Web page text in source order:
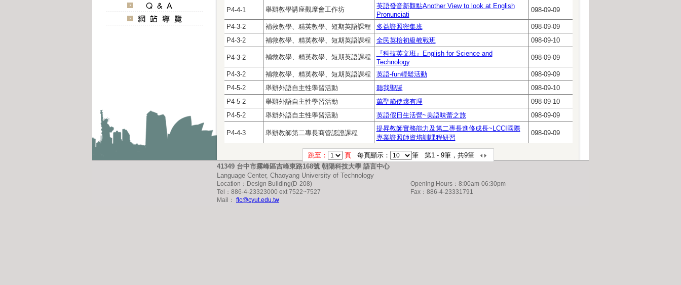
P4-4-1 舉辦教學講座觀摩會工作坊
英語發音新觀點Another View to look at English
Pronunciati
098-09-09
P4-3-2 補救教學、精英教學、短期英語課程 多益證照密集班
098-09-09
P4-3-2
補救教學、精英教學、短期英語課程 全民英檢初級教戰班 098-09-10
P4-3-2 補救教學、精英教學、短期英語課程
『科技英文班』English for Science and
Technology
098-09-09
P4-3-2 補救教學、精英教學、短期英語課程 英語-fun輕鬆活動
098-09-09
P4-5-2
舉辦外語自主性學習活動 聽我聖誕
098-09-10
P4-5-2
舉辦外語自主性學習活動 萬聖節使壞有理
098-09-10
P4-5-2
舉辦外語自主性學習活動 英語假日生活營~美語味蕾之旅 098-09-09
P4-4-3 舉辦教師第二專長商管認證課程
提昇教師實務能力及第二專長進修成長~LCCI國際
專業證照師資培訓課程研習
098-09-09
跳至： 頁 每頁顯示：
筆 第1 - 9筆，共9筆
41349 台中市霧峰區吉峰東路168號 朝陽科技大學 語言中心
Language Center, Chaoyang University of Technology
Location：Design Building(D-208)
Opening Hours：8:00am-06:30pm
Tel：886-4-23323000 ext 7522~7527
Fax：886-4-23331791
Mail： flc@cyut.edu.tw